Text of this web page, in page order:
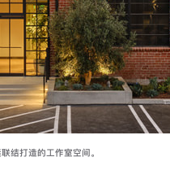
结打造的工作室空间。